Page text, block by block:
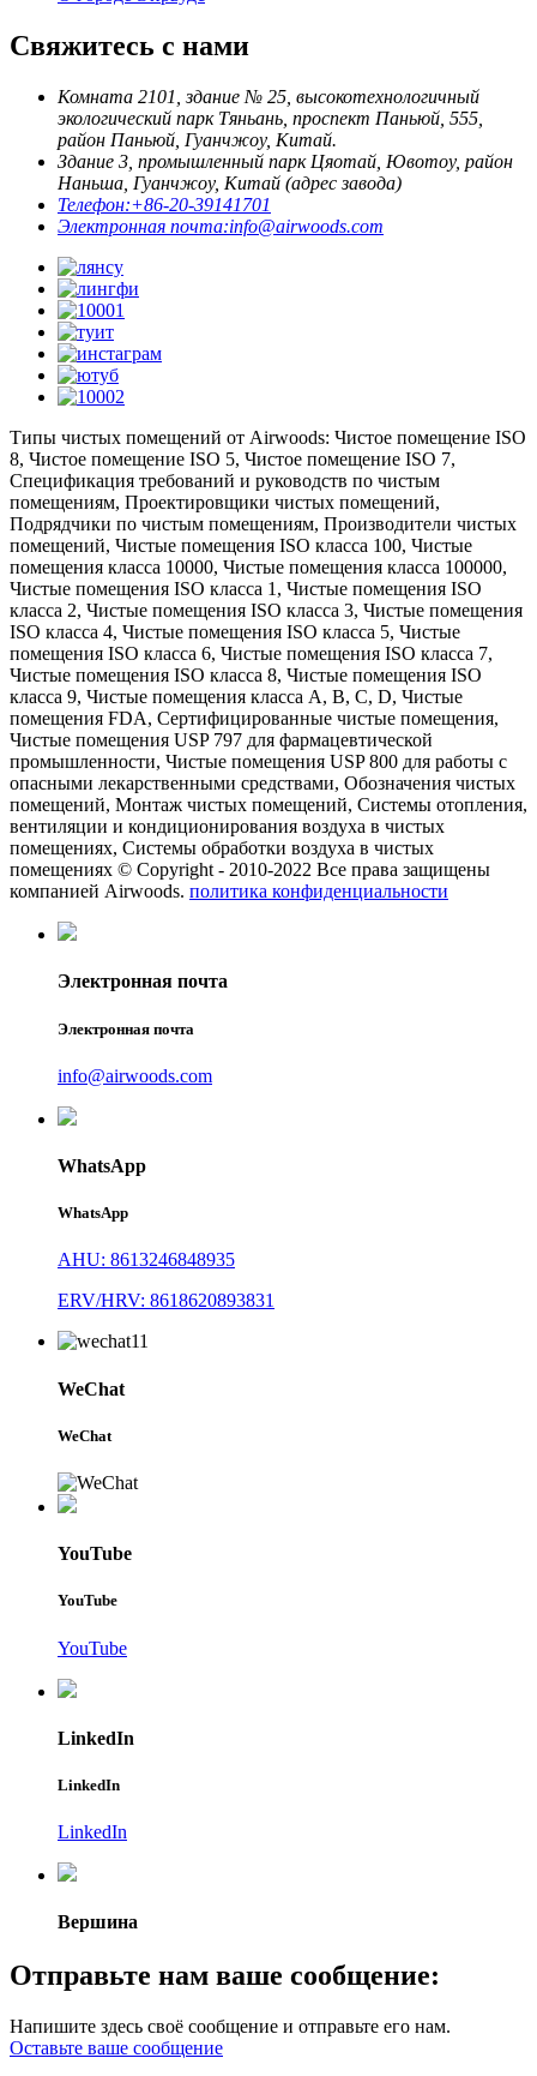
Свяжитесь с нами
Комната 2101, здание № 25, высокотехнологичный
экологический парк Тяньань, проспект Паньюй, 555,
район Паньюй, Гуанчжоу, Китай.
Здание 3, промышленный парк Цяотай, Ювотоу, район
Наньша, Гуанчжоу, Китай (адрес завода)
Телефон:+86-20-39141701
Электронная почта:info@airwoods.com
Типы чистых помещений от Airwoods: Чистое помещение ISO
8, Чистое помещение ISO 5, Чистое помещение ISO 7,
Спецификация требований и руководств по чистым
помещениям, Проектировщики чистых помещений,
Подрядчики по чистым помещениям, Производители чистых
помещений, Чистые помещения ISO класса 100, Чистые
помещения класса 10000, Чистые помещения класса 100000,
Чистые помещения ISO класса 1, Чистые помещения ISO
класса 2, Чистые помещения ISO класса 3, Чистые помещения
ISO класса 4, Чистые помещения ISO класса 5, Чистые
помещения ISO класса 6, Чистые помещения ISO класса 7,
Чистые помещения ISO класса 8, Чистые помещения ISO
класса 9, Чистые помещения класса A, B, C, D, Чистые
помещения FDA, Сертифицированные чистые помещения,
Чистые помещения USP 797 для фармацевтической
промышленности, Чистые помещения USP 800 для работы с
опасными лекарственными средствами, Обозначения чистых
помещений, Монтаж чистых помещений, Системы отопления,
вентиляции и кондиционирования воздуха в чистых
помещениях, Системы обработки воздуха в чистых
помещениях © Copyright - 2010-2022 Все права защищены
компанией Airwoods. политика конфиденциальности
Электронная почта
Электронная почта
info@airwoods.com
WhatsApp
WhatsApp
AHU: 8613246848935
ERV/HRV: 8618620893831
WeChat
WeChat
YouTube
YouTube
YouTube
LinkedIn
LinkedIn
LinkedIn
Вершина
Отправьте нам ваше сообщение:
Напишите здесь своё сообщение и отправьте его нам.
Оставьте ваше сообщение